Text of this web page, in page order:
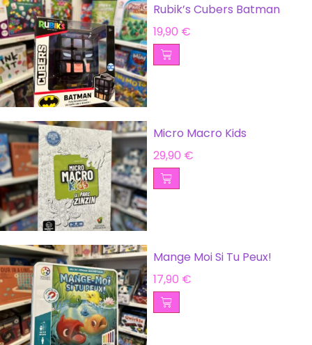
Rubik’s Cubers Batman
19,90 €
Micro Macro Kids
29,90 €
Mange Moi Si Tu Peux!
17,90 €